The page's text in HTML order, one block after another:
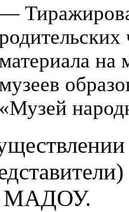
на
«Музей
МАДОУ.